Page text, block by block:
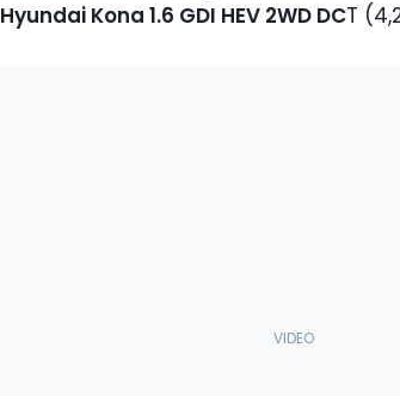
Hyundai Kona 1.6 GDI HEV 2WD DCT